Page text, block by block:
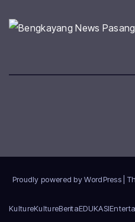
Proudly powered by WordPress
KultureKultureBeritaEDUKASI